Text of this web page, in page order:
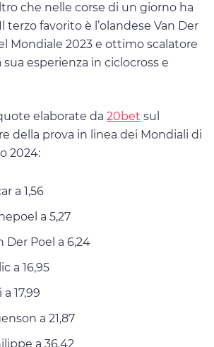
che nelle corse di un giorno ha
terzo favorito è l’olandese Van Der
Mondiale 2023 e ottimo scalatore
sua esperienza in ciclocross e
elaborate da 20bet sul
della prova in linea dei Mondiali di
2024:
a 1,56
a 5,27
Der Poel a 6,24
a 16,95
17,99
a 21,87
a 36,42